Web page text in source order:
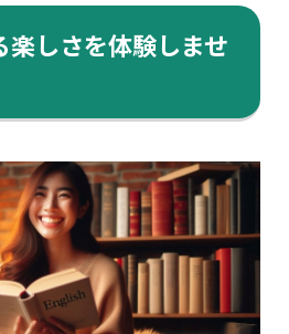
楽しさを体験しませ